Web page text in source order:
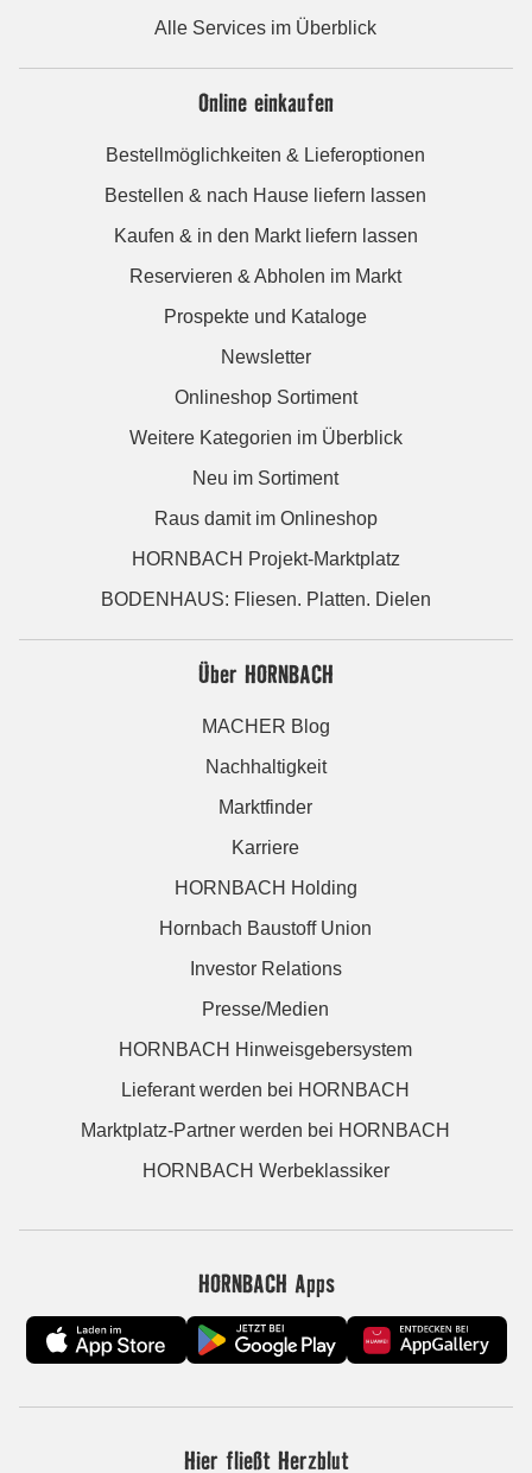
Alle Services im Überblick
Online einkaufen
Bestellmöglichkeiten & Lieferoptionen
Bestellen & nach Hause liefern lassen
Kaufen & in den Markt liefern lassen
Reservieren & Abholen im Markt
Prospekte und Kataloge
Newsletter
Onlineshop Sortiment
Weitere Kategorien im Überblick
Neu im Sortiment
Raus damit im Onlineshop
HORNBACH Projekt-Marktplatz
BODENHAUS: Fliesen. Platten. Dielen
Über HORNBACH
MACHER Blog
Nachhaltigkeit
Marktfinder
Karriere
HORNBACH Holding
Hornbach Baustoff Union
Investor Relations
Presse/Medien
HORNBACH Hinweisgebersystem
Lieferant werden bei HORNBACH
Marktplatz-Partner werden bei HORNBACH
HORNBACH Werbeklassiker
HORNBACH Apps
Hier fließt Herzblut